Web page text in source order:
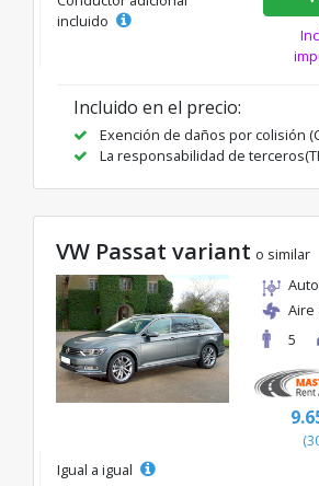
incluido
Incluido en el precio:
Exención de daños por colisión
La responsabilidad de
VW Passat variant o similar
Aire
5
Igual a igual